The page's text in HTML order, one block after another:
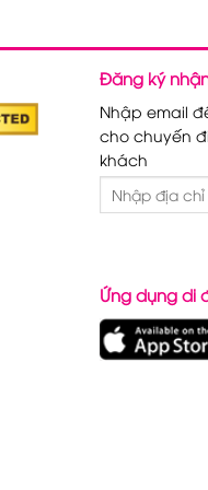
Đăng ký
Nhập email
cho chuyến
khách
Ứng dụng di